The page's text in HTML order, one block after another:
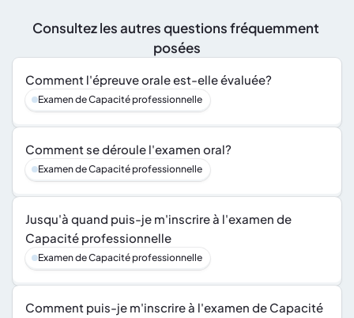
Consultez les autres questions fréquemment
posées
Comment l'épreuve orale est-elle évaluée?
Examen de Capacité professionnelle
Comment se déroule l'examen oral?
Examen de Capacité professionnelle
Jusqu'à quand puis-je m'inscrire à l'examen de
Capacité professionnelle
Examen de Capacité professionnelle
Comment puis-je m'inscrire à l'examen de Capacité